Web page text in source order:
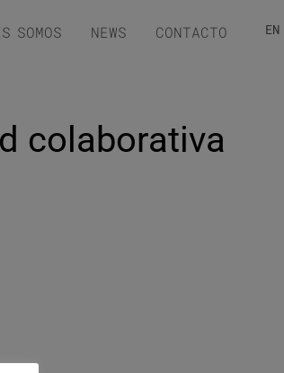
SOMOS NEWS CONTACTO EN
colaborativa